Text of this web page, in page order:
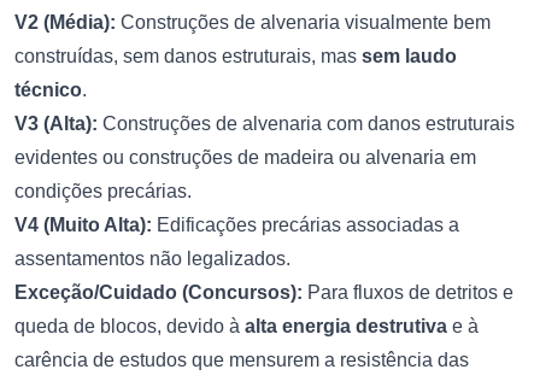
V2 (Média): Construções de alvenaria visualmente bem
construídas, sem danos estruturais, mas sem laudo
técnico.
V3 (Alta): Construções de alvenaria com danos estruturais
evidentes ou construções de madeira ou alvenaria em
condições precárias.
V4 (Muito Alta): Edificações precárias associadas a
assentamentos não legalizados.
Exceção/Cuidado (Concursos): Para fluxos de detritos e
queda de blocos, devido à alta energia destrutiva e à
carência de estudos que mensurem a resistência das